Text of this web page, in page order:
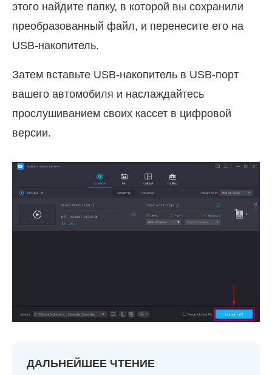
этого найдите папку, в которой вы сохранили
преобразованный файл, и перенесите его на
USB-накопитель.
Затем вставьте USB-накопитель в USB-порт
вашего автомобиля и наслаждайтесь
прослушиванием своих кассет в цифровой
версии.
ДАЛЬНЕЙШЕЕ ЧТЕНИЕ